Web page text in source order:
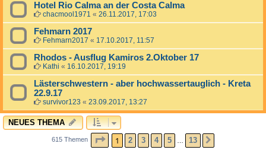
Hotel Rio Calma an der Costa Calma
chacmool1971 « 26.11.2017, 17:03
Fehmarn 2017
Fehmarn2017 « 17.10.2017, 11:57
Rhodos - Ausflug Kamiros 2.Oktober 17
Kathi « 16.10.2017, 19:19
Lästerschwestern - aber hochwassertauglich - Kreta
22.9.17
survivor123 « 23.09.2017, 13:27
NEUES THEMA
615 Themen SEITE1 VON13
1 2 3 4 5 13